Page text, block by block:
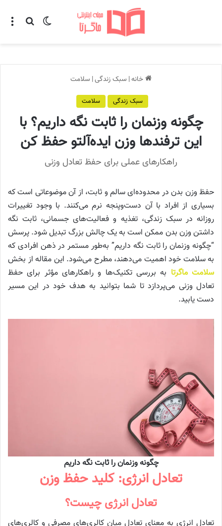
تغییر پوسته
خانه| سبک زندگی| سلامت
سبک زندگی سلامت
چگونه وزنمان را ثابت نگه داریم؟ با
این ترفندها وزن ایده‌آلتو حفظ کن
راهکارهای عملی برای حفظ تعادل وزنی
حفظ وزن بدن در محدوده‌ای سالم و ثابت، از آن موضوعاتی است که
بسیاری از افراد با آن دست‌وپنجه نرم می‌کنند. با وجود تغییرات
روزانه در سبک زندگی، تغذیه و فعالیت‌های جسمانی، ثابت نگه
داشتن وزن بدن ممکن است به یک چالش بزرگ تبدیل شود. پرسش
“چگونه وزنمان را ثابت نگه داریم” به‌طور مستمر در ذهن افرادی که
به سلامت خود اهمیت می‌دهند، مطرح می‌شود. این مقاله از بخش
سلامت ماگرتا به بررسی تکنیک‌ها و راهکارهای مؤثر برای حفظ
تعادل وزنی می‌پردازد تا شما بتوانید به هدف خود در این مسیر
دست یابید.
چگونه وزنمان را ثابت نگه داریم
تعادل انرژی: کلید حفظ وزن
تعادل انرژی چیست؟
تعادل انرژی به معنای تعادل میان کالری‌های مصرفی و کالری‌های